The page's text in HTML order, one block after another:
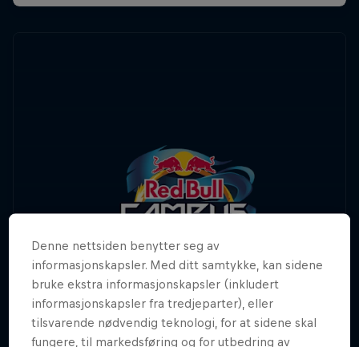
Denne nettsiden benytter seg av
informasjonskapsler. Med ditt samtykke, kan sidene
bruke ekstra informasjonskapsler (inkludert
informasjonskapsler fra tredjeparter), eller
tilsvarende nødvendig teknologi, for at sidene skal
fungere, til markedsføring og for utbedring av